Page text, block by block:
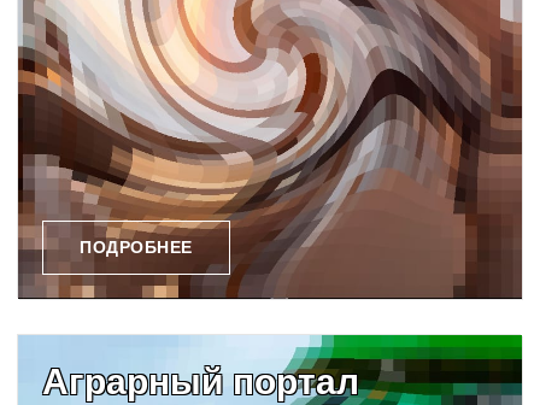
ПОДРОБНЕЕ
Аграрный портал